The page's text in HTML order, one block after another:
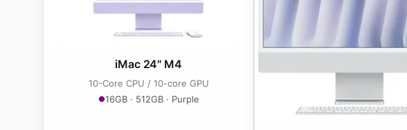
iMac 24" M4
10-Core CPU / 10-core GPU
16GB · 512GB · Purple